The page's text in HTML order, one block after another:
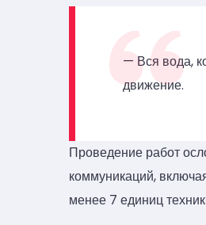
— Вся вода,
движение.
Проведение работ
коммуникаций,
менее 7 единиц